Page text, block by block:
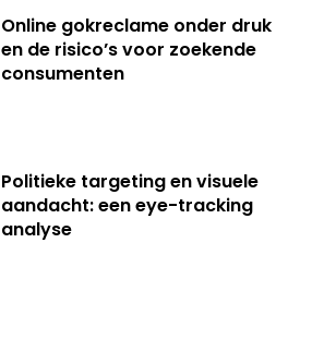
Online gokreclame onder druk
en de risico’s voor zoekende
consumenten
Politieke targeting en visuele
aandacht: een eye-tracking
analyse